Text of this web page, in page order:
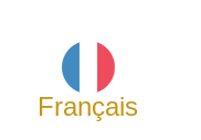
Français